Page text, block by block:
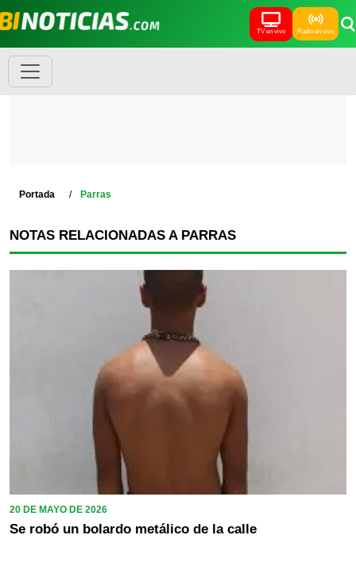
TV en vivo Radio en vivo
Portada Parras
NOTAS RELACIONADAS A PARRAS
20 DE MAYO DE 2026
Se robó un bolardo metálico de la calle